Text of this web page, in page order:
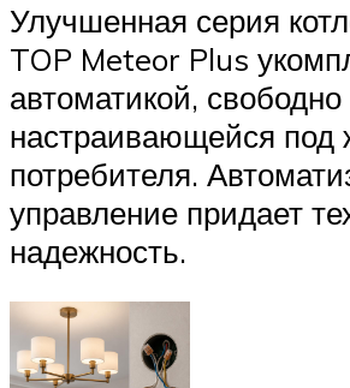
Улучшенная серия
TOP Meteor Plus
автоматикой, свободно
настраивающейся под
потребителя.
управление придает
надежность.